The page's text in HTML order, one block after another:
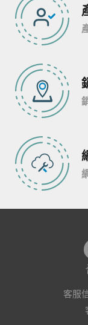
客服